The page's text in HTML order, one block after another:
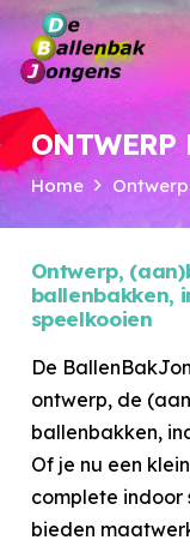
ONTWERP
Home
Ontwerp,
ballenbakken,
speelkooien
De
ontwerp, de
ballenbakken,
Of je nu een
complete indoor
bieden